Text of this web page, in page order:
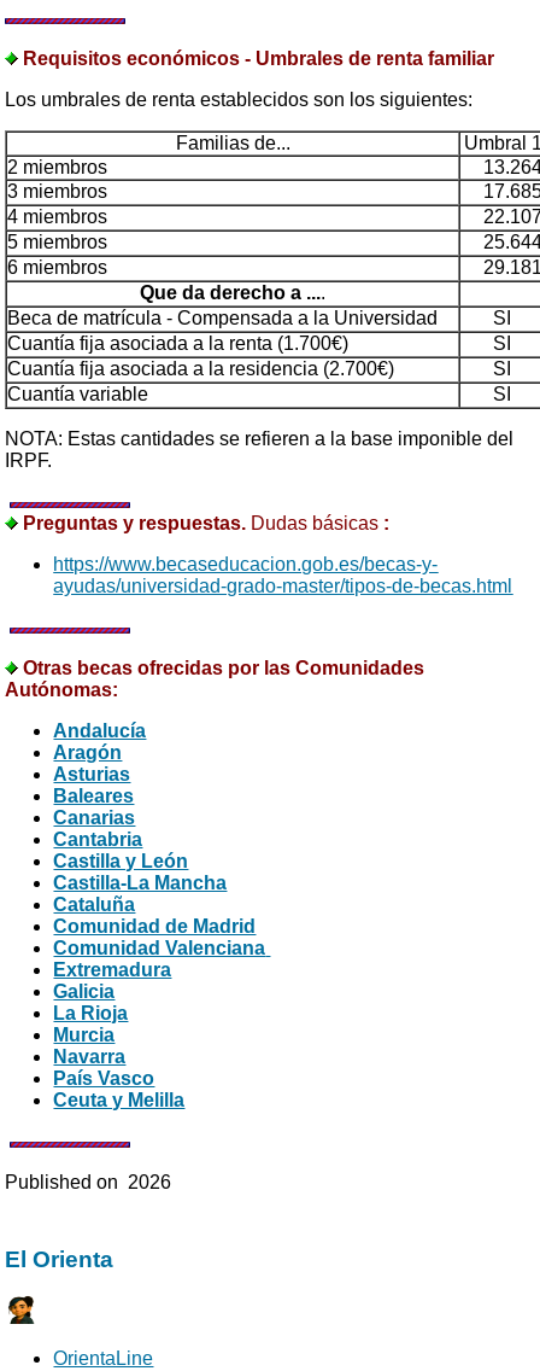
Requisitos económicos - Umbrales de renta familiar
Los umbrales de renta establecidos son los siguientes:
Familias de...
Umbral
2 miembros
3 miembros
4 miembros
5 miembros
6 miembros
Que da derecho a ....
Beca de matrícula - Compensada a la Universidad
SI
Cuantía fija asociada a la renta (1.700€)
SI
Cuantía fija asociada a la residencia (2.700€)
SI
Cuantía variable
SI
NOTA: Estas cantidades se refieren a la base imponible del
IRPF.
Preguntas y respuestas. Dudas básicas :
https://www.becaseducacion.gob.es/becas-y-
ayudas/universidad-grado-master/tipos-de-becas.html
Otras becas ofrecidas por las Comunidades
Autónomas:
Andalucía
Aragón
Asturias
Baleares
Canarias
Cantabria
Castilla y León
Castilla-La Mancha
Cataluña
Comunidad de Madrid
Comunidad Valenciana
Extremadura
Galicia
La Rioja
Murcia
Navarra
País Vasco
Ceuta y Melilla
Published on 2026
El Orienta
OrientaLine